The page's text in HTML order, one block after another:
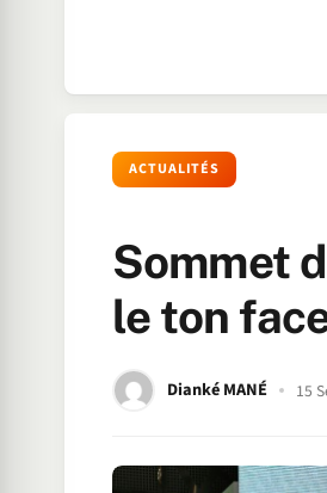
ACTUALITÉS
Sommet
le ton
Dianké MANÉ 15